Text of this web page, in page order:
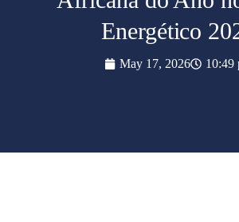
Energético
May 17, 2026 10:49